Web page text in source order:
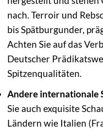
nach. Terroir und
bis Spätburgunder,
Achten Sie auf das
Deutscher
Spitzenqualitäten.
Andere internationale
Sie auch exquisite
Ländern wie Italien